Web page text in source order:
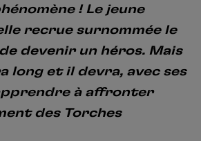
! Le jeune
recrue surnommée le
devenir un héros. Mais
long et il devra, avec ses
à affronter
des Torches